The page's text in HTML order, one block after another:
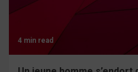
4 min read